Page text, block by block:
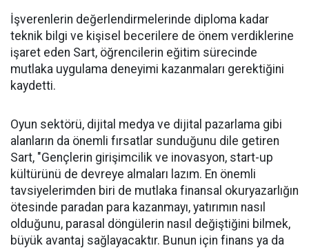
İşverenlerin değerlendirmelerinde diploma kadar
teknik bilgi ve kişisel becerilere de önem verdiklerine
işaret eden Sart, öğrencilerin eğitim sürecinde
mutlaka uygulama deneyimi kazanmaları gerektiğini
kaydetti.
Oyun sektörü, dijital medya ve dijital pazarlama gibi
alanların da önemli fırsatlar sunduğunu dile getiren
Sart, "Gençlerin girişimcilik ve inovasyon, start-up
kültürünü de devreye almaları lazım. En önemli
tavsiyelerimden biri de mutlaka finansal okuryazarlığın
ötesinde paradan para kazanmayı, yatırımın nasıl
olduğunu, parasal döngülerin nasıl değiştiğini bilmek,
büyük avantaj sağlayacaktır. Bunun için finans ya da